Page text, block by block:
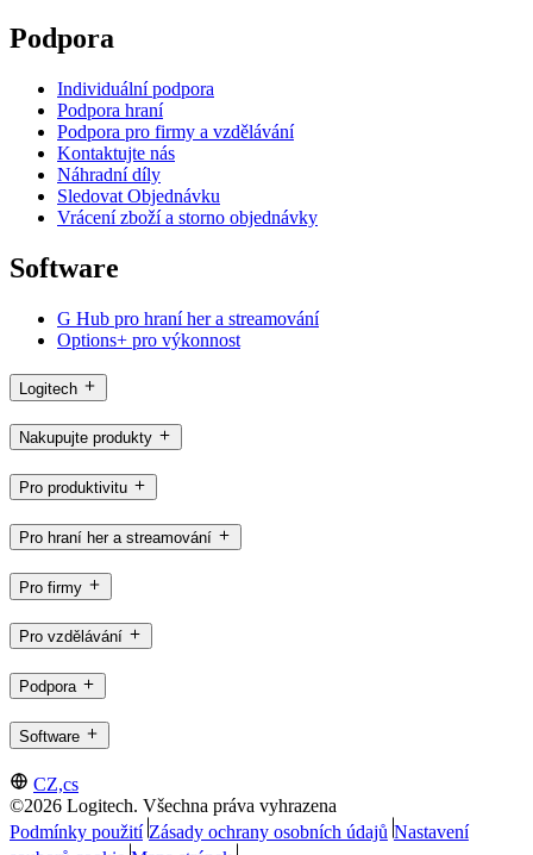
Podpora
Individuální podpora
Podpora hraní
Podpora pro firmy a vzdělávání
Kontaktujte nás
Náhradní díly
Sledovat Objednávku
Vrácení zboží a storno objednávky
Software
G Hub pro hraní her a streamování
Options+ pro výkonnost
Logitech
Nakupujte produkty
Pro produktivitu
Pro hraní her a streamování
Pro firmy
Pro vzdělávání
Podpora
Software
CZ,cs
©2026 Logitech. Všechna práva vyhrazena
Podmínky použití Zásady ochrany osobních údajů Nastavení